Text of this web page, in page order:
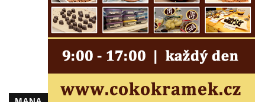
Socha ležícího koně v Sadech
Československé armády v Teplicích
Sochy Ležící žena v Tierpark Chemnitz
Socha Skupina jeřábů v Tierpark Chemnitz